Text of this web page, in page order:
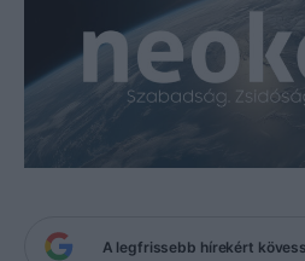
A legfrissebb hírekért